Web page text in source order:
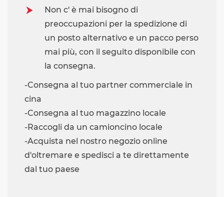
Non c' è mai bisogno di
preoccupazioni per la spedizione di
un posto alternativo e un pacco perso
mai più, con il seguito disponibile con
la consegna.
-Consegna al tuo partner commerciale in
cina
-Consegna al tuo magazzino locale
-Raccogli da un camioncino locale
-Acquista nel nostro negozio online
d'oltremare e spedisci a te direttamente
dal tuo paese